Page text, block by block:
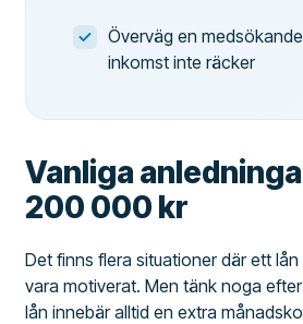
Överväg en
inkomst inte räcker
Vanliga
200 000 kr
Det finns flera situationer där ett
vara motiverat. Men tänk noga
lån innebär alltid en extra